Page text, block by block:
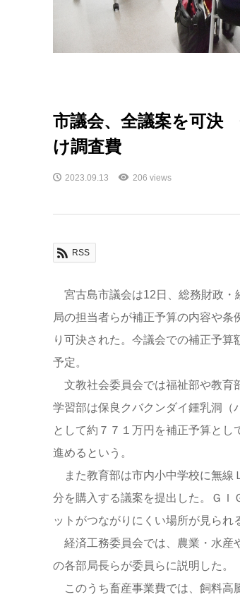
市議会、全議案を可決
け調査費
2023.09.13 206 views
RSS
宮古島市議会は12日、総務財政・
局の担当者らが補正予算の内容や
り可決された。今議会での補正予
予定。
文教社会委員会では福祉部や教育
学習部は保良クバクンダイ鍾乳洞（
として約７７１万円を補正予算と
進めるという。
また教育部は市内小中学校に無線
分を購入する議案を提出した。ＧＩ
ットがつながりにくい場所が見られ
経済工務委員会では、農業・水産
の各部局長らが委員らに説明した。
このうち畜産事業費では、飼料高